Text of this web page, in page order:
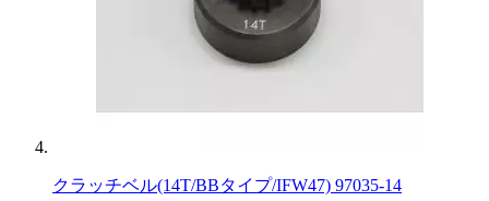
クラッチベル(14T/BBタイプ/IFW47) 97035-14